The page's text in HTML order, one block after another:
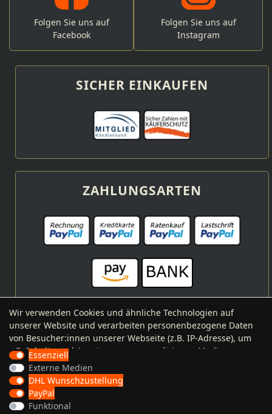
Folgen Sie uns auf
Facebook
Folgen Sie uns auf
Instagram
SICHER EINKAUFEN
ZAHLUNGSARTEN
VERSANDARTEN
Wir verwenden Cookies und ähnliche Technologien auf
unserer Website und verarbeiten personenbezogene Daten
von Besucher:innen unserer Webseite (z.B. IP-Adresse), um
z.B. Inhalte und Anzeigen zu personalisieren, Medien von
Drittanbietern einzubinden oder Zugriffe auf unsere
Website zu analysieren. Die Datenverarbeitung erfolgt erst
durch gesetzte Cookies. Wir teilen diese Daten mit Dritten,
die wir in den Einstellungen benennen.
Essenziell
Externe Medien
DHL Wunschzustellung
PayPal
Funktional